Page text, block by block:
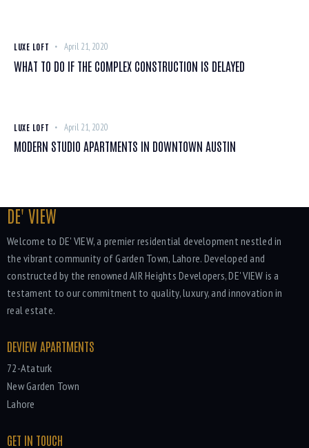
LUXE LOFT April 21, 2020
WHAT TO DO IF THE COMPLEX CONSTRUCTION IS DELAYED
LUXE LOFT April 21, 2020
MODERN STUDIO APARTMENTS IN DOWNTOWN AUSTIN
DE' VIEW
Welcome to DE' VIEW, a premier residential development nestled in
the vibrant community of Garden Town, Lahore. Developed and
constructed by the renowned AIR Heights Developers, DE' VIEW is a
testament to our commitment to quality, luxury, and innovation in
real estate.
DEVIEW APARTMENTS
72-Ataturk
New Garden Town
Lahore
GET IN TOUCH